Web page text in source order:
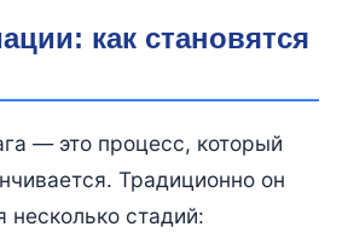
как становятся
— это процесс, который
Традиционно он
несколько стадий: